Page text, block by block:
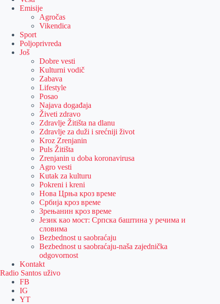
Emisije
Agročas
Vikendica
Sport
Poljoprivreda
Još
Dobre vesti
Kulturni vodič
Zabava
Lifestyle
Posao
Najava događaja
Živeti zdravo
Zdravlje Žitišta na dlanu
Zdravlje za duži i srećniji život
Kroz Zrenjanin
Puls Žitišta
Zrenjanin u doba koronavirusa
Agro vesti
Kutak za kulturu
Pokreni i kreni
Нова Црња кроз време
Србија кроз време
Зрењанин кроз време
Језик као мост: Српска баштина у речима и
словима
Bezbednost u saobraćaju
Bezbednost u saobraćaju-naša zajednička
odgovornost
Kontakt
Radio Santos uživo
FB
IG
YT